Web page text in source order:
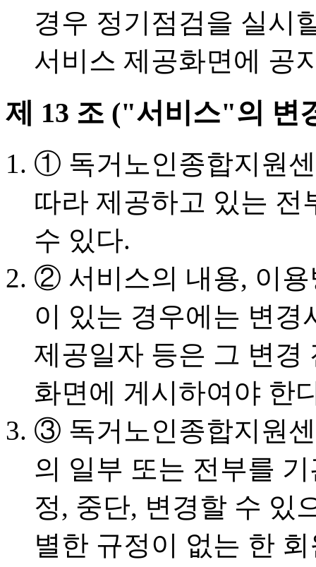
경우 정기점검을 실시
서비스 제공화면에 공
제 13 조 ("서비스"의 변
① 독거노인종합지원
따라 제공하고 있는 전
수 있다.
② 서비스의 내용, 이용
이 있는 경우에는 변경
제공일자 등은 그 변경
화면에 게시하여야 한
③ 독거노인종합지원
의 일부 또는 전부를
정, 중단, 변경할 수 있
별한 규정이 없는 한